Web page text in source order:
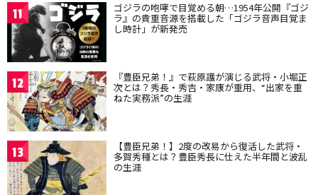
11 ゴジラの咆哮で目覚める朝…1954年公開『ゴジ
ラ』の貴重音源を搭載した「ゴジラ音声目覚ま
し時計」が新発売
12 『豊臣兄弟！』で萩原護が演じる武将・小堀正
次とは？秀長・秀吉・家康が重用、“出家を重
ねた実務派”の生涯
13 【豊臣兄弟！】2度の改易から復活した武将・
多賀秀種とは？豊臣秀長に仕えた半年間と波乱
の生涯